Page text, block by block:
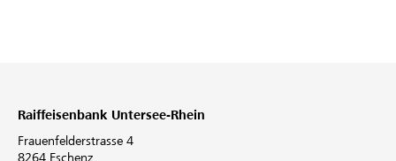
Raiffeisenbank Untersee-Rhein
Frauenfelderstrasse 4
8264 Eschenz